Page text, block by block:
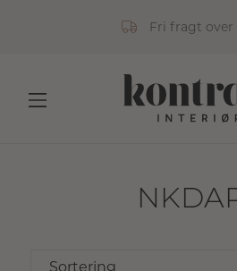
Fri fragt over